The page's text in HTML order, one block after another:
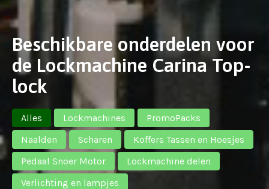
Beschikbare onderdelen voor
de Lockmachine Carina Top-
lock
Alles Lockmachines
PromoPacks
Naalden
Scharen
Koffers Tassen en Hoesjes
Pedaal Snoer Motor
Lockmachine delen
Verlichting en lampjes